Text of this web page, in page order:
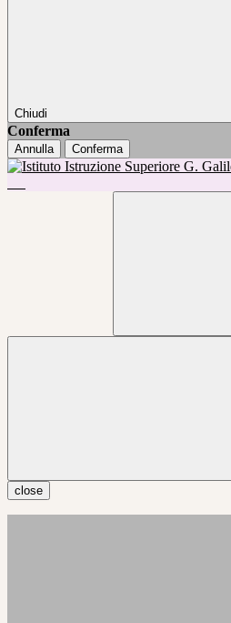
Chiudi
Conferma
Annulla Conferma
close